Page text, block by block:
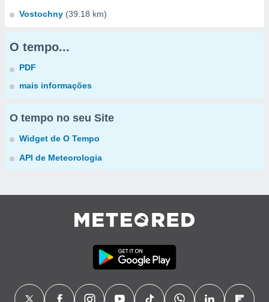
Vostochny (39.18 km)
O tempo...
PDF
mais informações
O tempo no seu Site
Widget de O Tempo
API de Meteorologia